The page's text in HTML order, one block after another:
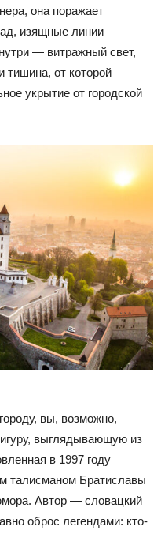
она поражает
изящные линии
— витражный свет,
тишина, от которой
укрытие от городской
вы, возможно,
выглядывающую из
в 1997 году
талисманом Братиславы
Автор — словацкий
оброс легендами: кто-